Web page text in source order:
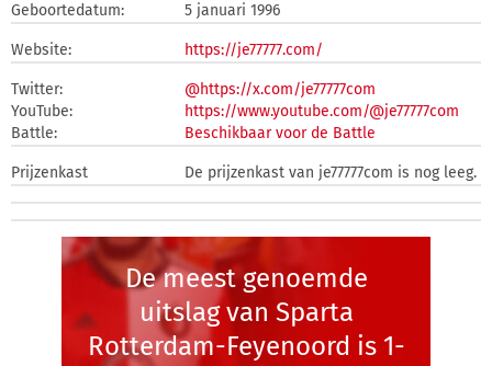
Geboortedatum:
5 januari 1996
Website: https://je77777.com/
Twitter:
@https://x.com/je77777com
YouTube:
https://www.youtube.com/@je77777com
Battle:
Beschikbaar voor de Battle
Prijzenkast De prijzenkast van je77777com is nog leeg.
De meest genoemde
uitslag van Sparta
Rotterdam-Feyenoord is 1-